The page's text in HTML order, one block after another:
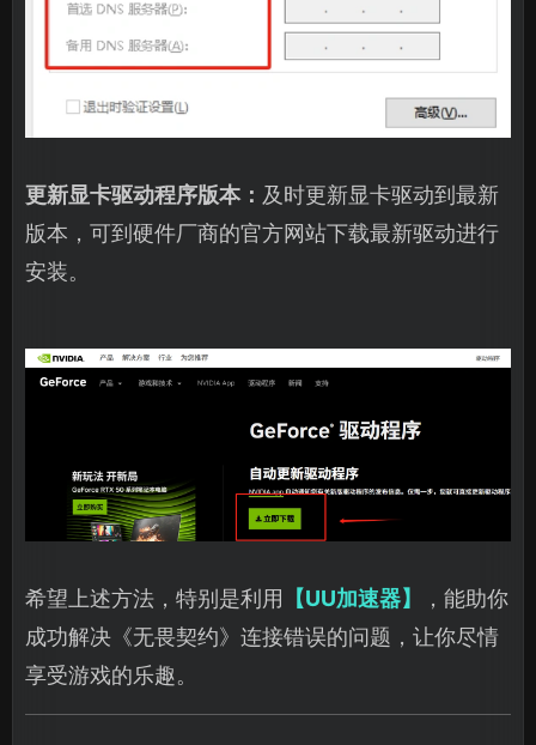
更新显卡驱动程序版本： 及时更新显卡驱动到最新
版本，可到硬件厂商的官方网站下载最新驱动进行
安装。
希望上述方法，特别是利用 【UU加速器】
，能助你
成功解决《无畏契约》连接错误的问题，让你尽情
享受游戏的乐趣。